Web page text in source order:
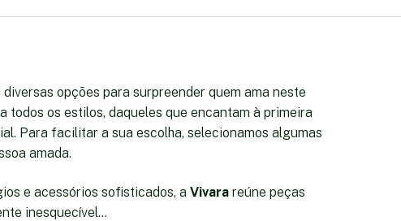
opções para surpreender quem ama neste
todos os estilos, daqueles que encantam à primeira
Para facilitar a sua escolha, selecionamos algumas
amada.
e acessórios sofisticados, a Vivara reúne peças
inesquecível...